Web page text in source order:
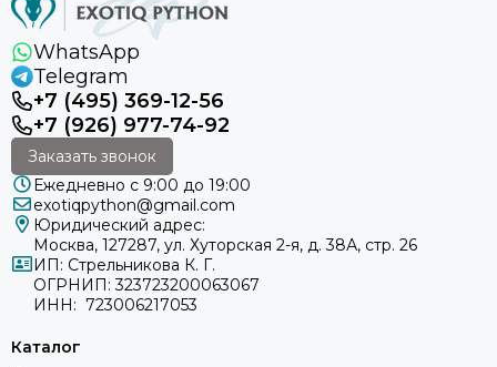
WhatsApp
Telegram
+7 (495) 369-12-56
+7 (926) 977-74-92
Заказать звонок
Ежедневно с 9:00 до 19:00
exotiqpython@gmail.com
Юридический адрес:
Москва, 127287, ул. Хуторская 2-я, д. 38А, стр. 26
ИП: Стрельникова К. Г.
ОГРНИП: 323723200063067
ИНН: 723006217053
Каталог